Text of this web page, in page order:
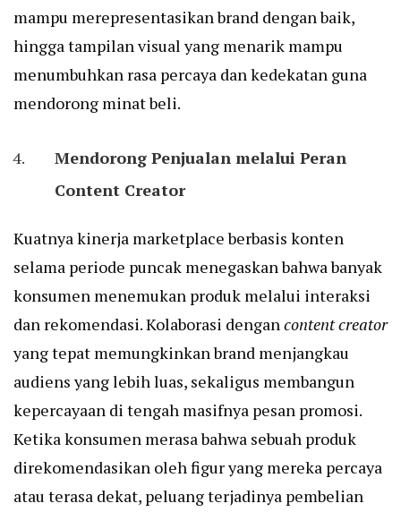
mampu merepresentasikan brand dengan baik,
hingga tampilan visual yang menarik mampu
menumbuhkan rasa percaya dan kedekatan guna
mendorong minat beli.
Mendorong Penjualan melalui Peran
Content Creator
Kuatnya kinerja marketplace berbasis konten
selama periode puncak menegaskan bahwa banyak
konsumen menemukan produk melalui interaksi
dan rekomendasi. Kolaborasi dengancontent creator
yang tepat memungkinkan brand menjangkau
audiens yang lebih luas, sekaligus membangun
kepercayaan di tengah masifnya pesan promosi.
Ketika konsumen merasa bahwa sebuah produk
direkomendasikan oleh figur yang mereka percaya
atau terasa dekat, peluang terjadinya pembelian